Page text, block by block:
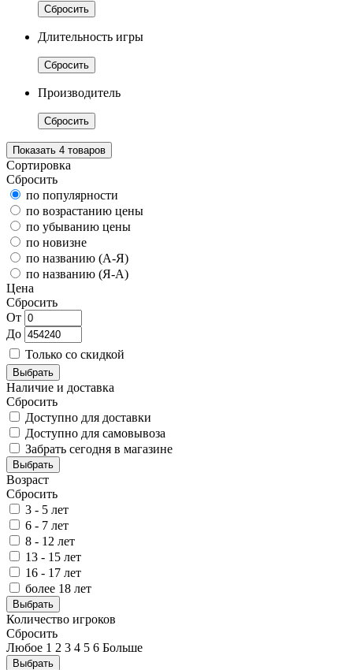
Сбросить
Длительность игры
Сбросить
Производитель
Сбросить
Показать 4 товаров
Сортировка
Сбросить
по популярности
по возрастанию цены
по убыванию цены
по новизне
по названию (А-Я)
по названию (Я-А)
Цена
Сбросить
От
До
Только со скидкой
Выбрать
Наличие и доставка
Сбросить
Доступно для доставки
Доступно для самовывоза
Забрать сегодня в магазине
Выбрать
Возраст
Сбросить
3 - 5 лет
6 - 7 лет
8 - 12 лет
13 - 15 лет
16 - 17 лет
более 18 лет
Выбрать
Количество игроков
Сбросить
Любое 1 2 3 4 5 6 Больше
Выбрать